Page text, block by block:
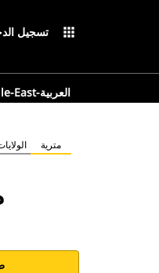
تسجيل apps
Africa Middle-East-العربية
مترية